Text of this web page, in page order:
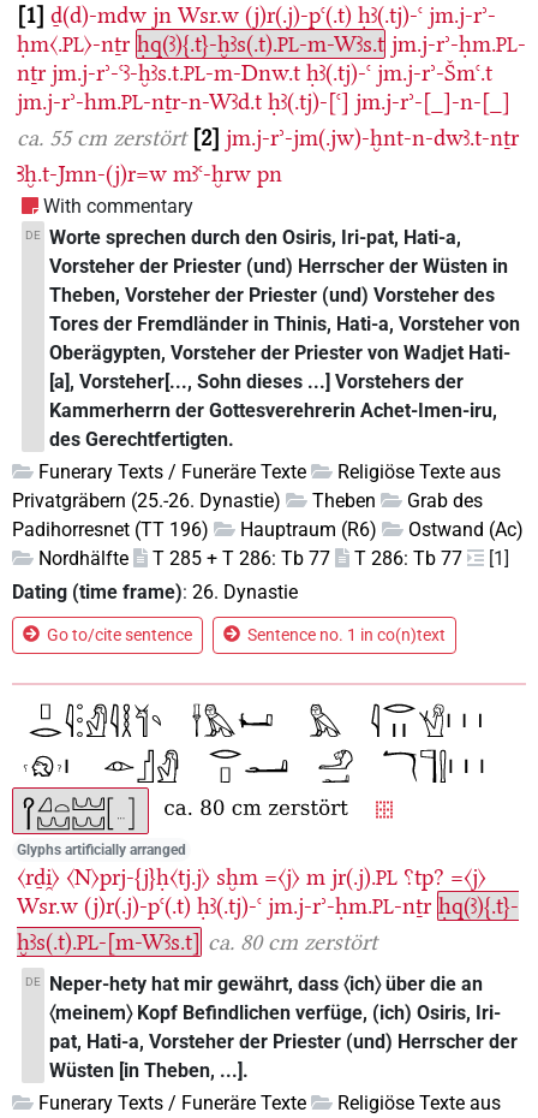
1 ḏ(d)-mdw jn Wsr.w (j)r(.j)-pꜥ(.t) ḥꜣ(.tj)-ꜥ jm.j-rʾ-
ḥm〈.PL〉-nṯr ḥq(ꜣ){.t}-ḫꜣs(.t).PL-m-Wꜣs.t jm.j-rʾ-ḥm.PL-
nṯr jm.j-rʾ-ꜥꜣ-ḫꜣs.t.PL-m-Dnw.t ḥꜣ(.tj)-ꜥ jm.j-rʾ-Šmꜥ.t
jm.j-rʾ-hm.PL-nṯr-n-Wꜣd.t ḥꜣ(.tj)-[ꜥ] jm.j-rʾ-[_]-n-[_]
ca. 55 cm zerstört 2 jm.j-rʾ-jm(.jw)-ḫnt-n-dwꜣ.t-nṯr
Ꜣḫ.t-Jmn-(j)r=w mꜣꜥ-ḫrw pn
With commentary
DE Worte sprechen durch den Osiris, Iri-pat, Hati-a,
Vorsteher der Priester (und) Herrscher der Wüsten in
Theben, Vorsteher der Priester (und) Vorsteher des
Tores der Fremdländer in Thinis, Hati-a, Vorsteher von
Oberägypten, Vorsteher der Priester von Wadjet Hati-
[a], Vorsteher[..., Sohn dieses ...] Vorstehers der
Kammerherrn der Gottesverehrerin Achet-Imen-iru,
des Gerechtfertigten.
Funerary Texts / Funeräre Texte
Religiöse Texte aus
Privatgräbern (25.-26. Dynastie)
Theben
Grab des
Padihorresnet (TT 196)
Hauptraum (R6)
Ostwand (Ac)
Nordhälfte
T 285 + T 286: Tb 77 T 286: Tb 77
[1]
Dating (time frame): 26. Dynastie
Go to/cite sentence Sentence no. 1 in co(n)text
Glyphs artificially arranged
〈rḏi̯〉 〈N〉prj-{j}ḥ〈tj.j〉 sḫm =〈j〉 m jr(.j).PL ⸮tp? =〈j〉
Wsr.w (j)r(.j)-pꜥ(.t) ḥꜣ(.tj)-ꜥ jm.j-rʾ-ḥm.PL-nṯr ḥq(ꜣ){.t}-
ḫꜣs(.t).PL-[m-Wꜣs.t] ca. 80 cm zerstört
DE
Neper-hety hat mir gewährt, dass 〈ich〉 über die an
〈meinem〉 Kopf Befindlichen verfüge, (ich) Osiris, Iri-
pat, Hati-a, Vorsteher der Priester (und) Herrscher der
Wüsten [in Theben, ...].
Funerary Texts / Funeräre Texte
Religiöse Texte aus